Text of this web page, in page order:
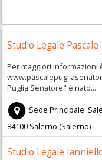
Studio Legale
Per maggiori informazioni
Puglia Senatore" è nato...
Sede Principale:
84100 Salerno (Salerno)
Studio Legale